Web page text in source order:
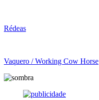
Rédeas
Vaquero / Working Cow Horse